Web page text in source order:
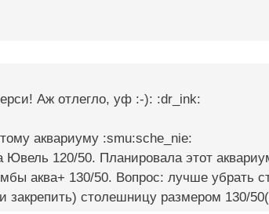
Аж отлегло, уф :-): :dr_ink:
аквариуму :smu:sche_nie:
120/50. Планировала этот
аква+ 130/50. Вопрос: лучше убрать
закрепить) столешницу размером 130/